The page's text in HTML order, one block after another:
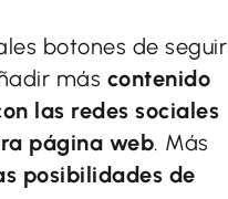
botones de seguir
más contenido
las redes sociales
página web. Más
posibilidades de